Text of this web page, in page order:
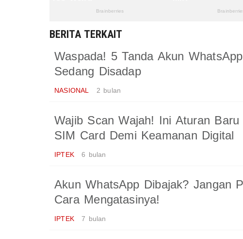
BERITA TERKAIT
Waspada! 5 Tanda Akun
Sedang Disadap
NASIONAL 2 bulan
Wajib Scan Wajah! Ini Aturan Baru
SIM Card Demi Keamanan Digital
IPTEK 6 bulan
Akun WhatsApp Dibajak? Jangan
Cara Mengatasinya!
IPTEK 7 bulan